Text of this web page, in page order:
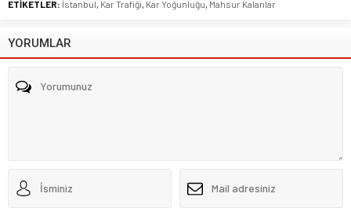
ETİKETLER: İstanbul Kar Trafiği Kar Yoğunluğu Mahsur Kalanlar
YORUMLAR